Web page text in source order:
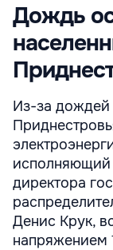
Дождь
Из-за дождей
исполняющий
директора
Денис Крук,
напряжением